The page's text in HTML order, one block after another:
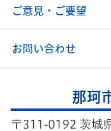
ご意見・ご要望
お問い合わせ
那珂
〒311-0192 茨城